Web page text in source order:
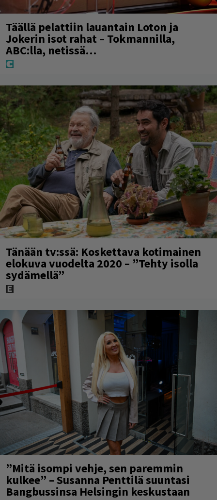
Täällä pelattiin lauantain Loton ja
Jokerin isot rahat – Tokmannilla,
ABC:lla, netissä…
Tänään tv:ssä: Koskettava kotimainen
elokuva vuodelta 2020 – ”Tehty isolla
sydämellä”
”Mitä isompi vehje, sen paremmin
kulkee” – Susanna Penttilä suuntasi
Bangbussinsa Helsingin keskustaan